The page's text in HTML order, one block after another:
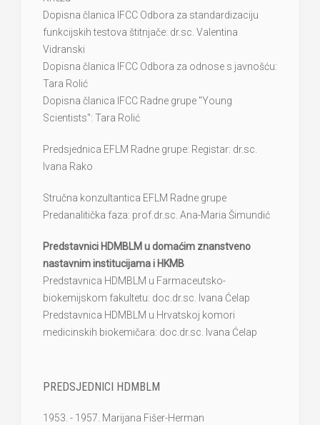
Dopisna članica IFCC Odbora za standardizaciju
funkcijskih testova štitnjače: dr.sc. Valentina
Vidranski
Dopisna članica IFCC Odbora za odnose s javnošću:
Tara Rolić
Dopisna članica IFCC Radne grupe ''Young
Scientists'': Tara Rolić
Predsjednica EFLM Radne grupe: Registar: dr.sc.
Ivana Rako
Stručna konzultantica EFLM Radne grupe
Predanalitička faza: prof.dr.sc. Ana-Maria Šimundić
Predstavnici HDMBLM u domaćim znanstveno
nastavnim institucijama i HKMB
Predstavnica HDMBLM u Farmaceutsko-
biokemijskom fakultetu: doc.dr.sc. Ivana Ćelap
Predstavnica HDMBLM u Hrvatskoj komori
medicinskih biokemičara: doc.dr.sc. Ivana Ćelap
PREDSJEDNICI HDMBLM
1953. - 1957. Marijana Fišer-Herman